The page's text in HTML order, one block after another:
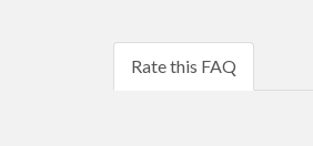
Rate this FAQ